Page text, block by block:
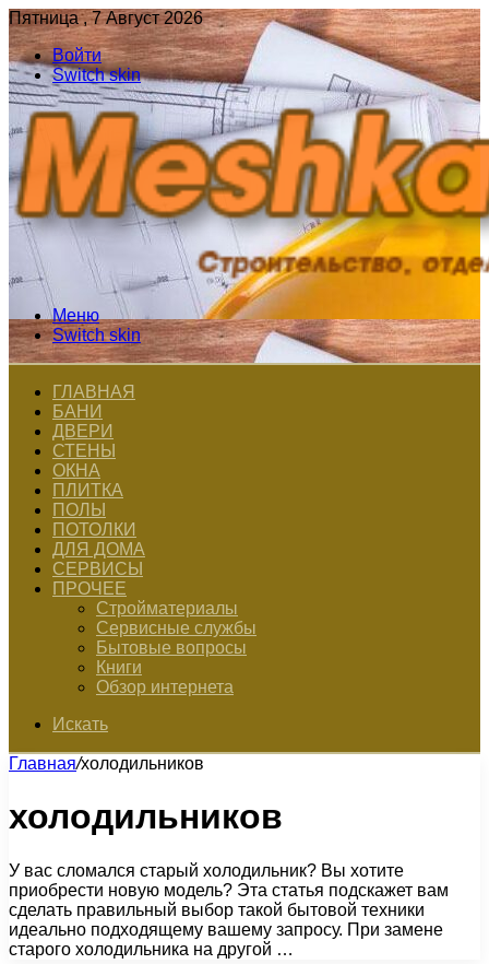
Пятница , 7 Август 2026
Войти
Switch skin
Меню
Switch skin
ГЛАВНАЯ
БАНИ
ДВЕРИ
СТЕНЫ
ОКНА
ПЛИТКА
ПОЛЫ
ПОТОЛКИ
ДЛЯ ДОМА
СЕРВИСЫ
ПРОЧЕЕ
Стройматериалы
Сервисные службы
Бытовые вопросы
Книги
Обзор интернета
Искать
Главная/холодильников
холодильников
У вас сломался старый холодильник? Вы хотите
приобрести новую модель? Эта статья подскажет вам
сделать правильный выбор такой бытовой техники
идеально подходящему вашему запросу. При замене
старого холодильника на другой …